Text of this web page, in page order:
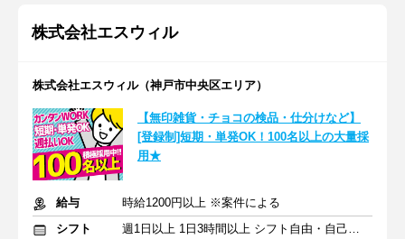
株式会社エスウィル
株式会社エスウィル（神戸市中央区エリア）
【無印雑貨・チョコの検品・仕分けなど】
[登録制]短期・単発OK！100名以上の大量採
用★
給与
時給1200円以上 ※案件による
シフト
週1日以上 1日3時間以上 シフト自由・自己申告